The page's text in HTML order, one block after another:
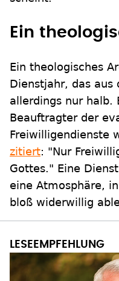
Ein
Ein theologisches
Dienstjahr, das
allerdings nur halb.
Beauftragter der
Freiwilligendienste
zitiert: "Nur
Gottes." Eine
eine Atmosphäre,
bloß widerwillig